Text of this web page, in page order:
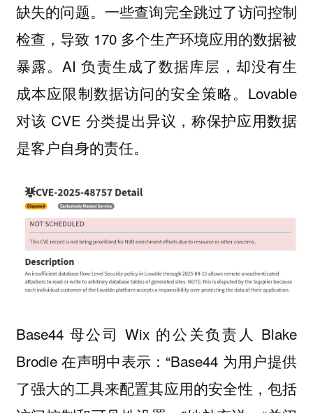
缺失的问题。一些查询完全跳过了访问控制
检查，导致 170 多个生产环境应用的数据被
暴露。AI 负责生成了数据库层，却没有生
成本应限制数据访问的安全策略。Lovable
对该 CVE 分类提出异议，称保护应用数据
是客户自身的责任。
Base44 母公司 Wix 的公关负责人 Blake
Brodie 在声明中表示：“Base44 为用户提供
了强大的工具来配置其应用的安全性，包括